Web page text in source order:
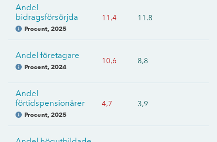
Andel
bidragsförsörjda
Procent, 2025
11,4 11,8
Andel företagare
Procent, 2024
10,6 8,8
Andel
förtidspensionärer
Procent, 2025
4,7 3,9